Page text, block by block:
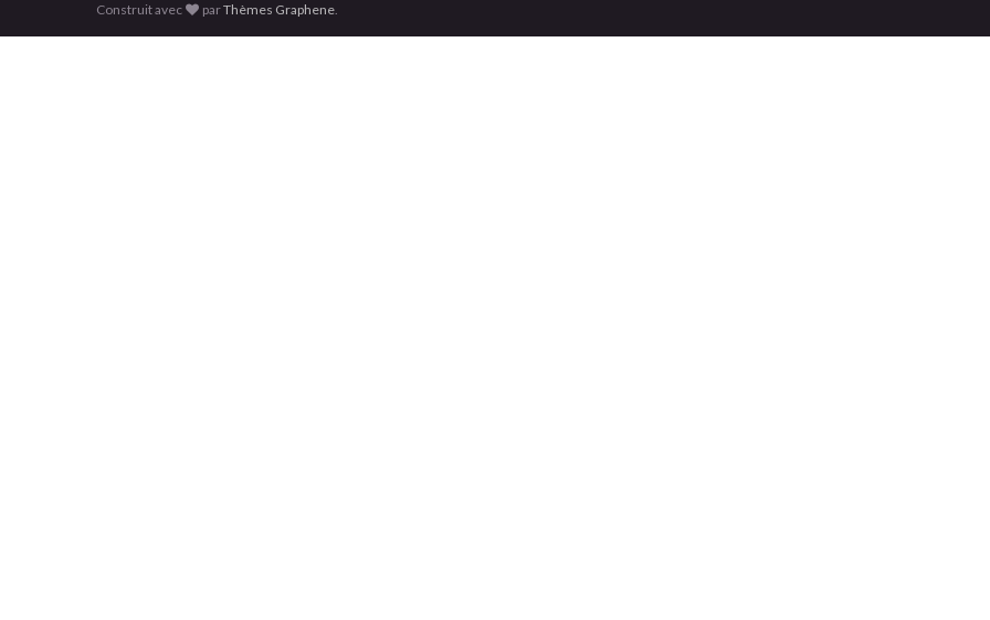
Construit avec
parThèmes Graphene.